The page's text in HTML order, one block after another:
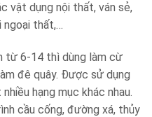
vật dụng nội thất, ván sẻ,
ngoại thất,…
từ 6-14 thì dùng làm cừ
đê quây. Được sử dụng
hạng mục khác nhau.
cầu cống, đường xá, thủy